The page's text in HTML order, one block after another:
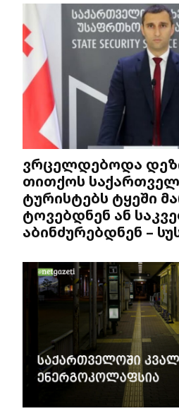
ვრცელდებოდა
თითქოს
ტურისტებს ტყეში
ტოვებდნენ ან
აბინძურებდნენ –